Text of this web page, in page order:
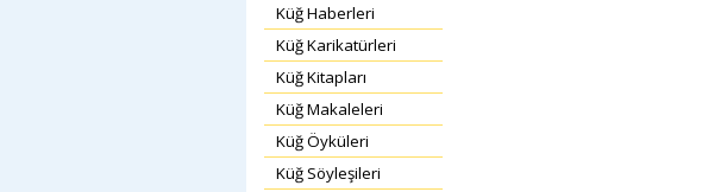
Küğ Haberleri
Küğ Karikatürleri
Küğ Kitapları
Küğ Makaleleri
Küğ Öyküleri
Küğ Söyleşileri